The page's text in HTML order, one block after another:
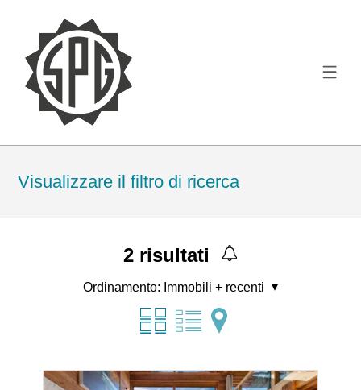
Visualizzare il filtro di ricerca
2risultati
Ordinamento: Immobili + recenti